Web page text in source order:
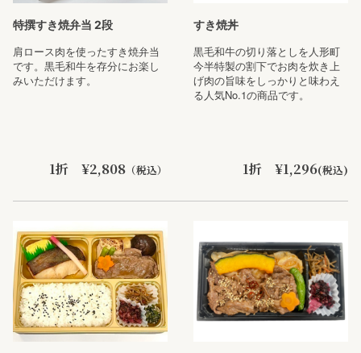
特撰すき焼弁当 2段
肩ロース肉を使ったすき焼弁当
です。黒毛和牛を存分にお楽し
みいただけます。
1折 ¥2,808 （税込）
すき焼丼
黒毛和牛の切り落としを人形町
今半特製の割下でお肉を炊き上
げ肉の旨味をしっかりと味わえ
る人気No.1の商品です。
1折 ¥1,296(税込)